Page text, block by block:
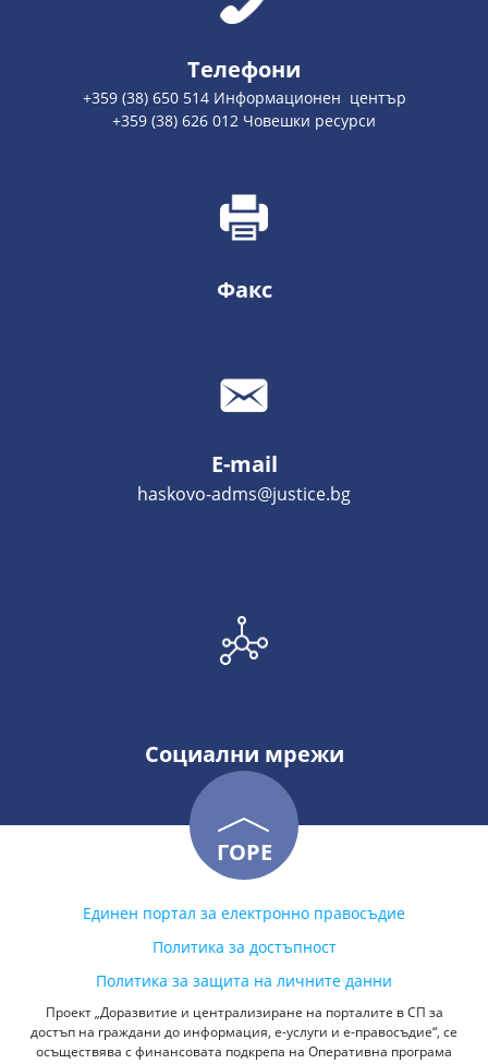
Телефони
+359 (38) 650 514 Информационен център
+359 (38) 626 012 Човешки ресурси
Факс
E-mail
haskovo-adms@justice.bg
Социални мрежи
ГОРЕ
Единен портал за електронно правосъдие
Политика за достъпност
Политика за защита на личните данни
Проект „Доразвитие и централизиране на порталите в СП за
достъп на граждани до информация, е-услуги и е-правосъдие“, се
осъществява с финансовата подкрепа на Оперативна програма